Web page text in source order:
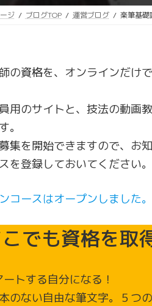
ジ ブログTOP 運営ブログ 楽筆基礎
の資格を、オンラインだけ
用のサイトと、技法の動画
。
集を開始できますので、お
を登録しておいてください。
コースはオープンしました
でも資格を
トする自分になる！
のない自由な筆文字。５つ